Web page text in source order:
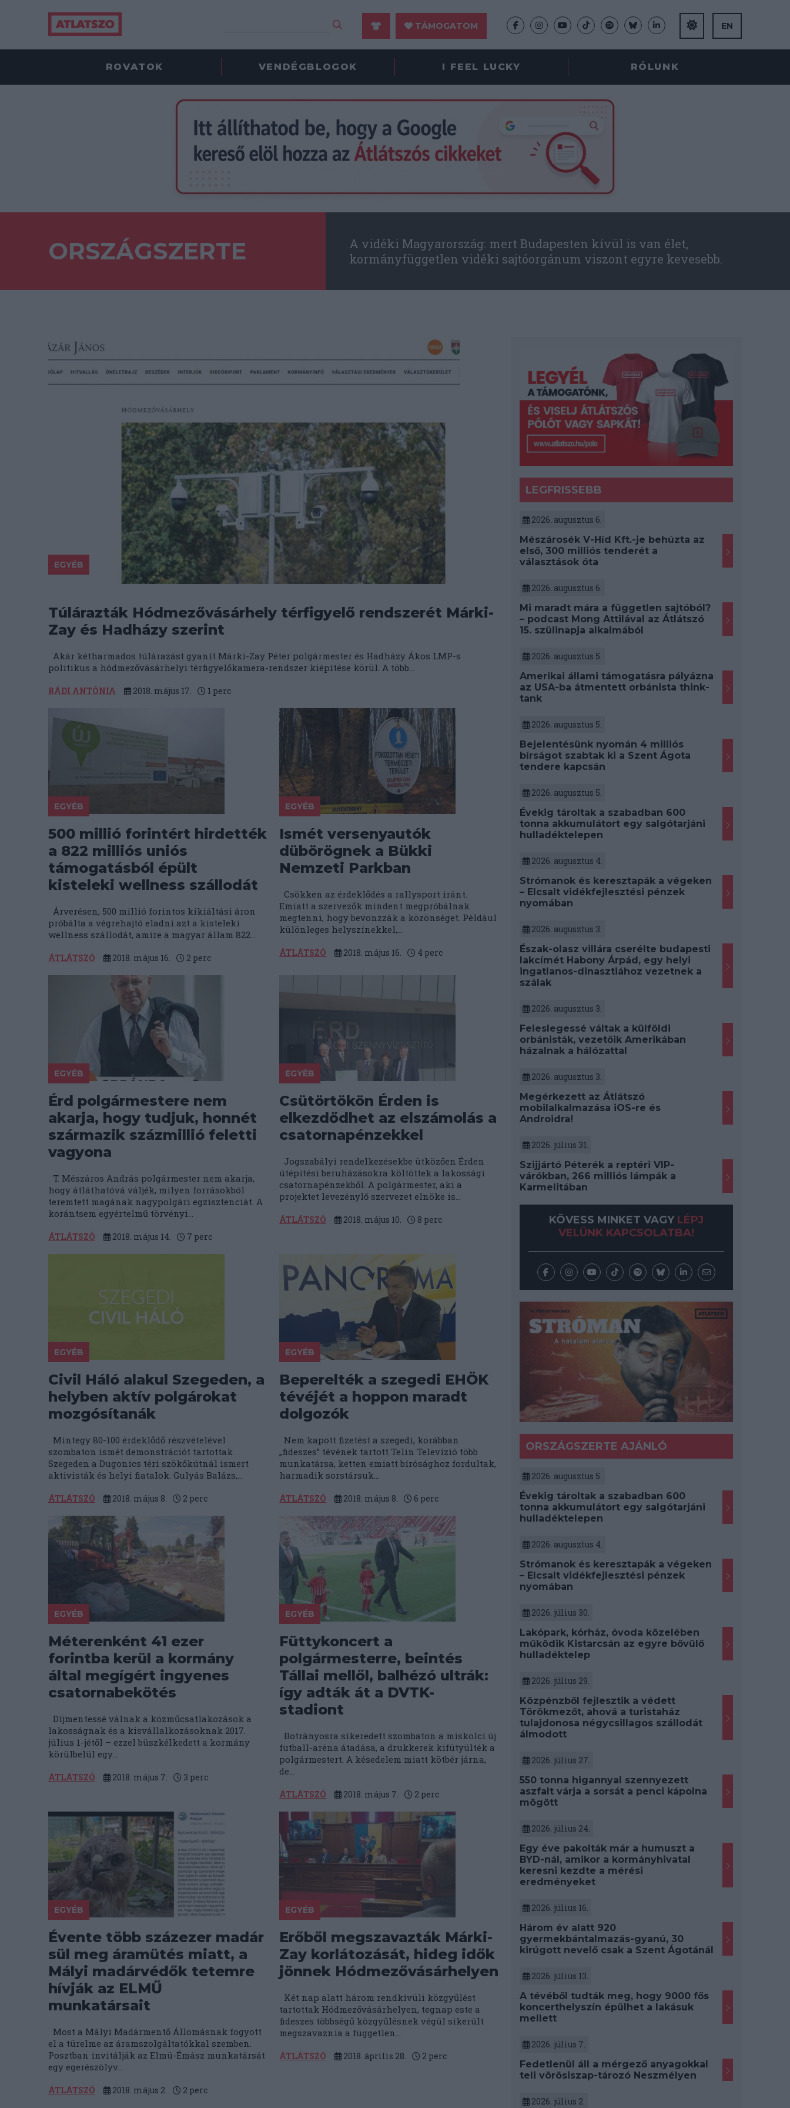
TÁMOGATOM EN
ROVATOK VENDÉGBLOGOK I FEEL LUCKY RÓLUNK
ORSZÁGSZERTE
A vidéki Magyarország: mert Budapesten kívül is van élet,
kormányfüggetlen vidéki sajtóorgánum viszont egyre kevesebb.
EGYÉB
Túlárazták Hódmezővásárhely térfigyelő rendszerét Márki-
Zay és Hadházy szerint
Akár kétharmados túlárazást gyanít Márki-Zay Péter polgármester és Hadházy Ákos LMP-s
politikus a hódmezővásárhelyi térfigyelőkamera-rendszer kiépítése körül. A több...
RÁDI ANTÓNIA 2018. május 17. 1 perc
EGYÉB
500 millió forintért hirdették
a 822 milliós uniós
támogatásból épült
kisteleki wellness szállodát
Árverésen, 500 millió forintos kikiáltási áron
próbálta a végrehajtó eladni azt a kisteleki
wellness szállodát, amire a magyar állam 822...
ÁTLÁTSZÓ 2018. május 16. 2 perc
EGYÉB
Ismét versenyautók
dübörögnek a Bükki
Nemzeti Parkban
Csökken az érdeklődés a rallysport iránt.
Emiatt a szervezők mindent megpróbálnak
megtenni, hogy bevonzzák a közönséget. Például
különleges helyszínekkel,...
ÁTLÁTSZÓ 2018. május 16. 4 perc
EGYÉB
Érd polgármestere nem
akarja, hogy tudjuk, honnét
származik százmillió feletti
vagyona
T. Mészáros András polgármester nem akarja,
hogy átláthatóvá váljék, milyen forrásokból
teremtett magának nagypolgári egzisztenciát. A
korántsem egyértelmű törvényi...
ÁTLÁTSZÓ 2018. május 14. 7 perc
EGYÉB
Csütörtökön Érden is
elkezdődhet az elszámolás a
csatornapénzekkel
Jogszabályi rendelkezésekbe ütközően Érden
útépítési beruházásokra költöttek a lakossági
csatornapénzekből. A polgármester, aki a
projektet levezénylő szervezet elnöke is...
ÁTLÁTSZÓ 2018. május 10. 8 perc
EGYÉB
Civil Háló alakul Szegeden, a
helyben aktív polgárokat
mozgósítanák
Mintegy 80-100 érdeklődő részvételével
szombaton ismét demonstrációt tartottak
Szegeden a Dugonics téri szökőkútnál ismert
aktivisták és helyi fiatalok. Gulyás Balázs,...
ÁTLÁTSZÓ 2018. május 8. 2 perc
EGYÉB
Beperelték a szegedi EHÖK
tévéjét a hoppon maradt
dolgozók
Nem kapott fizetést a szegedi, korábban
„fideszes” tévének tartott Telin Televízió több
munkatársa, ketten emiatt bírósághoz fordultak,
harmadik sorstársuk...
ÁTLÁTSZÓ 2018. május 8. 6 perc
EGYÉB
Méterenként 41 ezer
forintba kerül a kormány
által megígért ingyenes
csatornabekötés
Díjmentessé válnak a közműcsatlakozások a
lakosságnak és a kisvállalkozásoknak 2017.
július 1-jétől – ezzel büszkélkedett a kormány
körülbelül egy...
ÁTLÁTSZÓ 2018. május 7. 3 perc
EGYÉB
Füttykoncert a
polgármesterre, beintés
Tállai mellől, balhézó ultrák:
így adták át a DVTK-
stadiont
Botrányosra sikeredett szombaton a miskolci új
futball-aréna átadása, a drukkerek kifütyülték a
polgármestert. A késedelem miatt kötbér járna,
de...
ÁTLÁTSZÓ 2018. május 7. 2 perc
EGYÉB
Évente több százezer madár
sül meg áramütés miatt, a
Mályi madárvédők tetemre
hívják az ELMŰ
munkatársait
Most a Mályi Madármentő Állomásnak fogyott
el a türelme az áramszolgáltatókkal szemben.
Posztban invitálják az Elmü-Émász munkatársát
egy egerészölyv...
ÁTLÁTSZÓ 2018. május 2. 2 perc
EGYÉB
Erőből megszavazták Márki-
Zay korlátozását, hideg idők
jönnek Hódmezővásárhelyen
Két nap alatt három rendkívüli közgyűlést
tartottak Hódmezővásárhelyen, tegnap este a
fideszes többségű közgyűlésnek végül sikerült
megszavaznia a független...
ÁTLÁTSZÓ 2018. április 28. 2 perc
LEGFRISSEBB
2026. augusztus 6.
Mészárosék V-Híd Kft.-je behúzta az
első, 300 milliós tenderét a
választások óta
2026. augusztus 6.
Mi maradt mára a független sajtóból?
– podcast Mong Attilával az Átlátszó
15. szülinapja alkalmából
2026. augusztus 5.
Amerikai állami támogatásra pályázna
az USA-ba átmentett orbánista think-
tank
2026. augusztus 5.
Bejelentésünk nyomán 4 milliós
bírságot szabtak ki a Szent Ágota
tendere kapcsán
2026. augusztus 5.
Évekig tároltak a szabadban 600
tonna akkumulátort egy salgótarjáni
hulladéktelepen
2026. augusztus 4.
Strómanok és keresztapák a végeken
– Elcsalt vidékfejlesztési pénzek
nyomában
2026. augusztus 3.
Észak-olasz villára cserélte budapesti
lakcímét Habony Árpád, egy helyi
ingatlanos-dinasztiához vezetnek a
szálak
2026. augusztus 3.
Feleslegessé váltak a külföldi
orbánisták, vezetőik Amerikában
házalnak a hálózattal
2026. augusztus 3.
Megérkezett az Átlátszó
mobilalkalmazása iOS-re és
Androidra!
2026. július 31.
Szijjártó Péterék a reptéri VIP-
várókban, 266 milliós lámpák a
Karmelitában
KÖVESS MINKET VAGY LÉPJ
VELÜNK KAPCSOLATBA!
ORSZÁGSZERTE AJÁNLÓ
2026. augusztus 5.
Évekig tároltak a szabadban 600
tonna akkumulátort egy salgótarjáni
hulladéktelepen
2026. augusztus 4.
Strómanok és keresztapák a végeken
– Elcsalt vidékfejlesztési pénzek
nyomában
2026. július 30.
Lakópark, kórház, óvoda közelében
működik Kistarcsán az egyre bővülő
hulladéktelep
2026. július 29.
Közpénzből fejlesztik a védett
Törökmezőt, ahová a turistaház
tulajdonosa négycsillagos szállodát
álmodott
2026. július 27.
550 tonna higannyal szennyezett
aszfalt várja a sorsát a penci kápolna
mögött
2026. július 24.
Egy éve pakolták már a humuszt a
BYD-nál, amikor a kormányhivatal
keresni kezdte a mérési
eredményeket
2026. július 16.
Három év alatt 920
gyermekbántalmazás-gyanú, 30
kirúgott nevelő csak a Szent Ágotánál
2026. július 13.
A tévéből tudták meg, hogy 9000 fős
koncerthelyszín épülhet a lakásuk
mellett
2026. július 7.
Fedetlenül áll a mérgező anyagokkal
teli vörösiszap-tározó Neszmélyen
2026. július 2.